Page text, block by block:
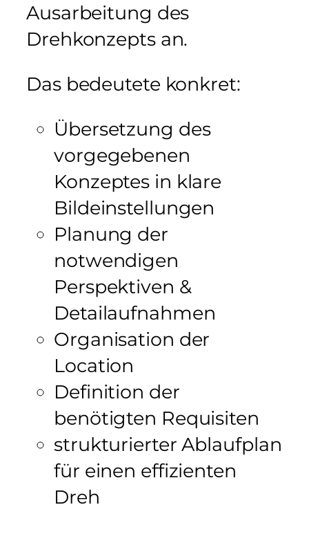
Ausarbeitung des
Drehkonzepts an.
Das bedeutete konkret:
Übersetzung des
vorgegebenen
Konzeptes in klare
Bildeinstellungen
Planung der
notwendigen
Perspektiven &
Detailaufnahmen
Organisation der
Location
Definition der
benötigten Requisiten
strukturierter Ablaufplan
für einen effizienten
Dreh